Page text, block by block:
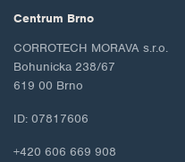
Centrum Brno
CORROTECH MORAVA s.r.o.
Bohunicka 238/67
619 00 Brno
ID: 07817606
+420 606 669 908